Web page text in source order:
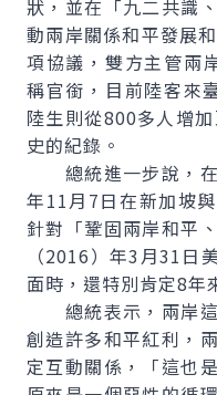
狀，並在「九二共識
動兩岸關係和平發展
項協議，雙方主管兩
稱官銜，目前陸客來
陸生則從800多人增
史的紀錄。
總統進一步說，在
年11月7日在新加坡
針對「鞏固兩岸和平
（2016）年3月31日
面時，還特別肯定8年
總統表示，兩岸這
創造許多和平紅利，
定互動關係，「這也